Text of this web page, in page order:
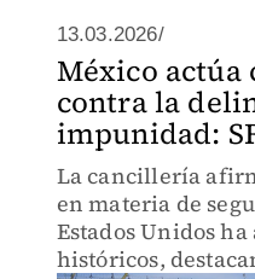
13.03.2026/
México
contra la
impunidad:
La cancillería
en materia de
Estados Unidos
históricos,